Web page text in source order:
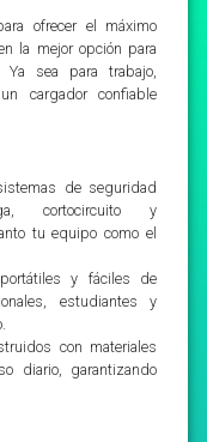
ofrecer el máximo
la mejor opción para
Ya sea para trabajo,
cargador confiable
de seguridad
cortocircuito y
tu equipo como el
y fáciles de
estudiantes y
con materiales
diario, garantizando